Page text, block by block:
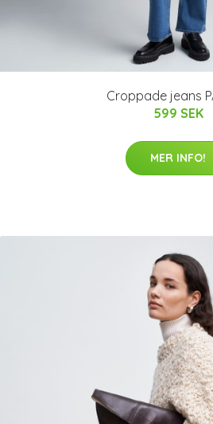
Croppade jeans
599 SEK
MER INFO!